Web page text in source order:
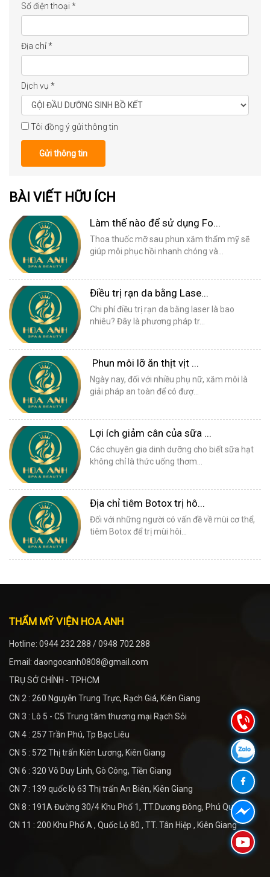
Số điện thoại *
Địa chỉ*
Dịch vụ *
Tôi đồng ý gửi thông tin
Gửi thông tin
BÀI VIẾT HỮU ÍCH
Làm thế nào để sử dụng Fo...
Thoa thuốc mỡ sau phun xăm thẩm mỹ sẽ
giúp môi phục hồi nhanh chóng và...
Điều trị rạn da bằng Lase...
Chi phí điều trị rạn da bằng laser là bao
nhiêu? Đây là phương pháp tr...
Phun môi lỡ ăn thịt vịt ...
Ngày nay, đối với nhiều phụ nữ, xăm môi là
giải pháp an toàn để có đượ...
Lợi ích giảm cân của sữa ...
Các chuyên gia dinh dưỡng cho biết sữa hạt
không chỉ là thức uống thơm...
Địa chỉ tiêm Botox trị hô...
Đối với những người có vấn đề về mùi cơ thể,
tiêm Botox để trị mùi hôi...
THẨM MỸ VIỆN HOA ANH
Hotline: 0944 232 288 / 0948 702 288
Email: daongocanh0808@gmail.com
TRỤ SỞ CHÍNH - TPHCM
CN 2 : 260 Nguyễn Trung Trực, Rạch Giá, Kiên Giang
CN 3 : Lô 5 - C5 Trung tâm thương mại Rạch Sỏi
CN 4 : 257 Trần Phú, Tp Bạc Liêu
CN 5 : 572 Thị trấn Kiên Lương, Kiên Giang
CN 6 : 320 Võ Duy Linh, Gò Công, Tiền Giang
CN 7 : 139 quốc lộ 63 Thị trấn An Biên, Kiên Giang
CN 8 : 191A Đường 30/4 Khu Phố 1, TT.Dương Đông, Phú Quốc
CN 11 : 200 Khu Phố A , Quốc Lộ 80 , TT. Tân Hiệp , Kiên Giang